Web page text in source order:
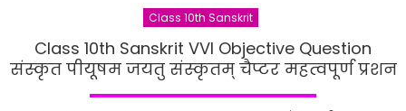
Class 10th Sanskrit
Class 10th Sanskrit VVI Objective Question
संस्कृत पीयूषम जयतु संस्कृतम् चैप्टर महत्वपूर्ण प्रशन